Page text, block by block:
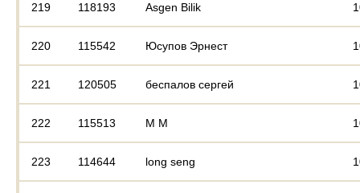
219 118193 Asgen Bilik
220 115542 Юсупов Эрнест
221 120505 беспалов сергей
222 115513 М М
223 114644 long seng